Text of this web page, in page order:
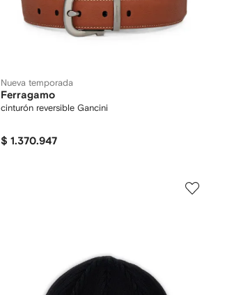
Nueva temporada
Ferragamo
cinturón reversible Gancini
$ 1.370.947